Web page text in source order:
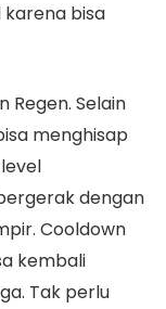
karena bisa
Regen. Selain
menghisap
dengan
Cooldown
kembali
Tak perlu